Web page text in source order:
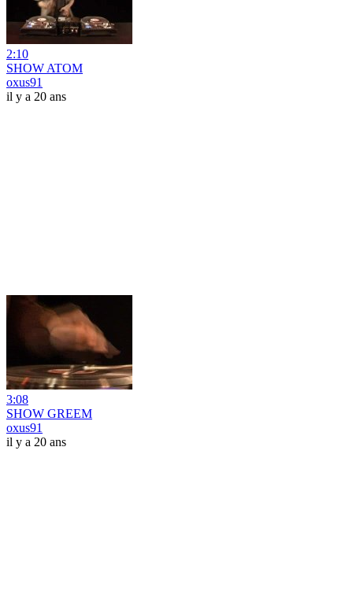
2:10
SHOW ATOM
oxus91
il y a 20 ans
3:08
SHOW GREEM
oxus91
il y a 20 ans